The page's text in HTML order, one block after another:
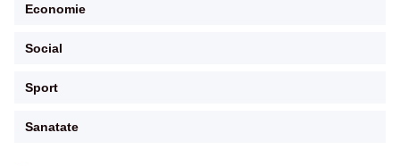
Economie
Social
Sport
Sanatate